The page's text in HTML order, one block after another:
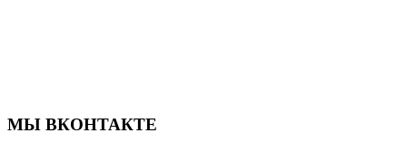
МЫ ВКОНТАКТЕ